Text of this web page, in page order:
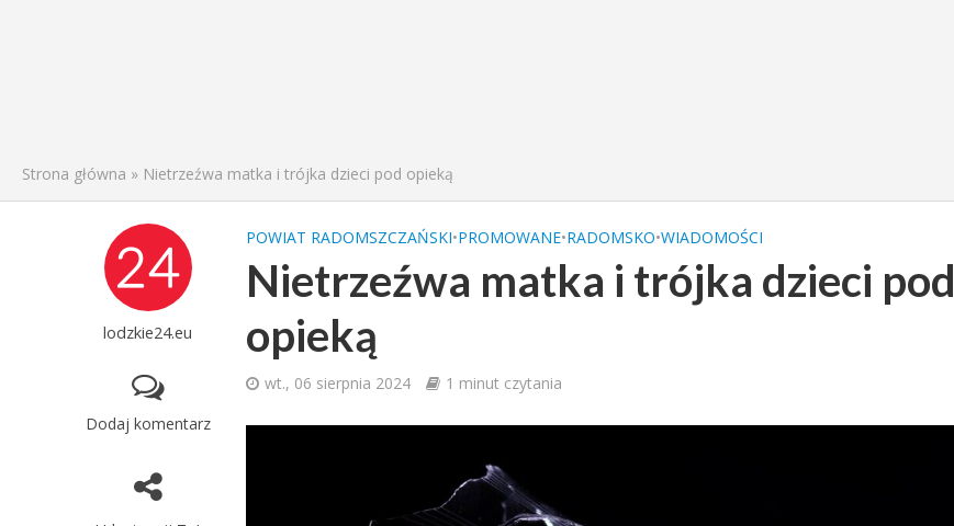
Strona główna » Nietrzeźwa matka i trójka dzieci pod opieką
lodzkie24.eu
Dodaj komentarz
POWIAT RADOMSZCZAŃSKI•PROMOWANE•RADOMSKO•WIADOMOŚCI
Nietrzeźwa matka i trójka dzieci pod
opieką
wt., 06 sierpnia 2024 1 minut czytania